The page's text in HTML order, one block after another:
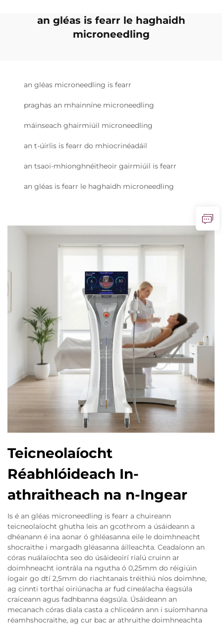
an gléas is fearr le haghaidh
microneedling
an gléas microneedling is fearr
praghas an mhainníne microneedling
máinseach ghairmiúil microneedling
an t-úirlis is fearr do mhiocrinéadáil
an tsaoi-mhionghnéitheoir gairmiúil is fearr
an gléas is fearr le haghaidh microneedling
Teicneolaíocht
Réabhlóideach In-
athraitheach na n-Ingear
Is é an gléas microneedling is fearr a chuireann
teicneolaíocht ghutha leis an gcothrom a úsáideann a
dhéanann é ina aonar ó ghléasanna eile le doimhneacht
shocraithe i margadh gléasanna áilleachta. Ceadaíonn an
córas nuálaíochta seo do úsáideoirí rialú cruinn ar
doimhneacht iontrála na ngutha ó 0,25mm do réigiúin
íogair go dtí 2,5mm do riachtanais tréithiú níos doimhne,
ag cinnti torthaí oiriúnacha ar fud cineálacha éagsúla
craiceann agus fadhbanna éagsúla. Úsáideann an
mecanach córas diala casta a chliceánn ann i suíomhanna
réamhshocraithe, ag cur bac ar athruithe doimhneachta